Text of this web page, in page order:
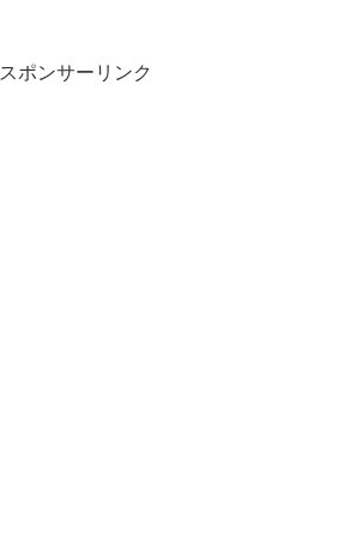
スポンサーリンク